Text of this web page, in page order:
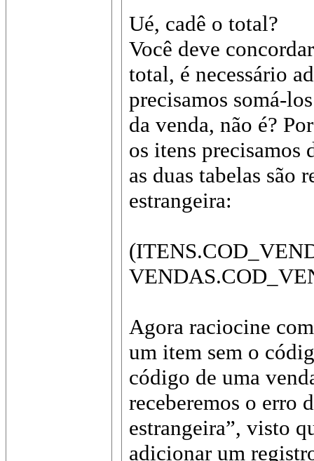
Ué, cadê o total?
Você deve
total, é necessário
precisamos somá-
da venda, não é?
os itens precisamos
as duas tabelas são
estrangeira:
Agora raciocine
um item sem o
código de uma
receberemos o erro
estrangeira”, visto
adicionar um